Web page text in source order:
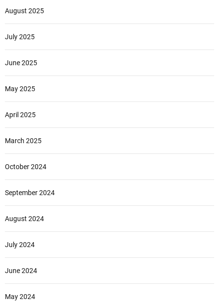
August 2025
July 2025
June 2025
May 2025
April 2025
March 2025
October 2024
September 2024
August 2024
July 2024
June 2024
May 2024